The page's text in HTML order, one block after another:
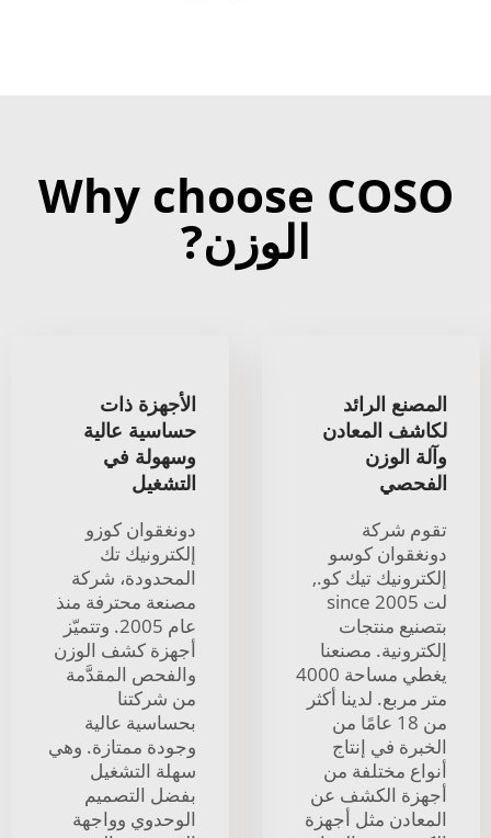
Why choose COSO
الوزن?
المصنع الرائد
لكاشف المعادن
وآلة الوزن
الفحصي
تقوم شركة
دونغقوان كوسو
إلكترونيك تيك كو.,
لت since 2005
بتصنيع منتجات
إلكترونية. مصنعنا
يغطي مساحة 4000
متر مربع. لدينا أكثر
من 18 عامًا من
الخبرة في إنتاج
أنواع مختلفة من
أجهزة الكشف عن
المعادن مثل أجهزة
الأجهزة ذات
حساسية عالية
وسهولة في
التشغيل
دونغقوان كوزو
إلكترونيك تك
المحدودة، شركة
مصنعة محترفة منذ
عام 2005. وتتميّز
أجهزة كشف الوزن
والفحص المقدَّمة
من شركتنا
بحساسية عالية
وجودة ممتازة. وهي
سهلة التشغيل
بفضل التصميم
الوحدوي وواجهة